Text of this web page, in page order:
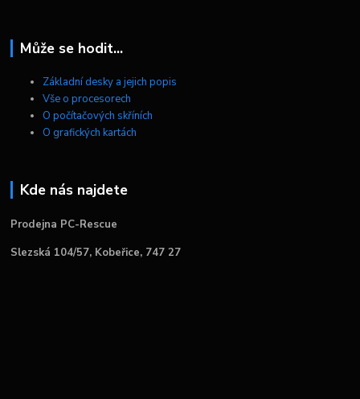
Může se hodit...
Základní desky a jejich popis
Vše o procesorech
O počítačových skříních
O grafických kartách
Kde nás najdete
Prodejna PC-Rescue
Slezská 104/57, Kobeřice, 747 27